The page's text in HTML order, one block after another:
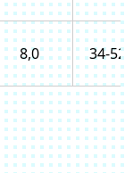
8,0 34-52